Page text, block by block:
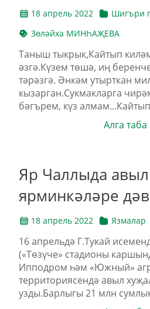
18 апрель 2022
Шигъри
Зөләйха МИНҺАҖЕВА
Таныш тыкрык,Кайтып
әзгә.Күзем төшә, иң
тәрәзгә. Әнкәм утырткан
кызарган.Сукмакларга
бәгърем, күз
Алга
Яр Чаллыда
ярминкәләре
18 апрель 2022 Язмалар
16 апрельдә Г.Тукай
(«Төзүче» стадионы
Ипподром һәм «Южный»
территориясендә авыл
узды.Барлыгы 21 млн